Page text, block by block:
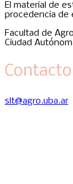
El material de
procedencia de
Facultad de
Ciudad
Contacto
slt@agro.uba.ar